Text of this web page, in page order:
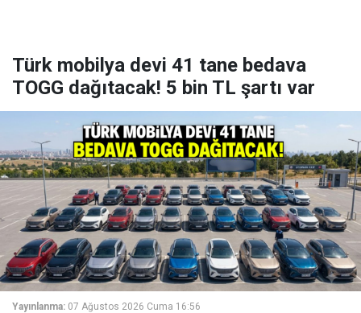
Türk mobilya devi 41 tane bedava
TOGG dağıtacak! 5 bin TL şartı var
Yayınlanma: 07 Ağustos 2026 Cuma 16:56